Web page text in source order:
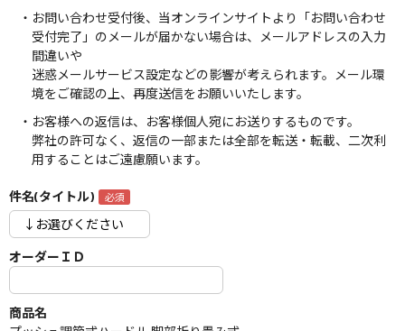
・お問い合わせ受付後、当オンラインサイトより「お問い合わせ
受付完了」のメールが届かない場合は、メールアドレスの入力
間違いや
迷惑メールサービス設定などの影響が考えられます。メール環
境をご確認の上、再度送信をお願いいたします。
・お客様への返信は、お客様個人宛にお送りするものです。
弊社の許可なく、返信の一部または全部を転送・転載、二次利
用することはご遠慮願います。
件名(タイトル)
オーダーＩＤ
商品名